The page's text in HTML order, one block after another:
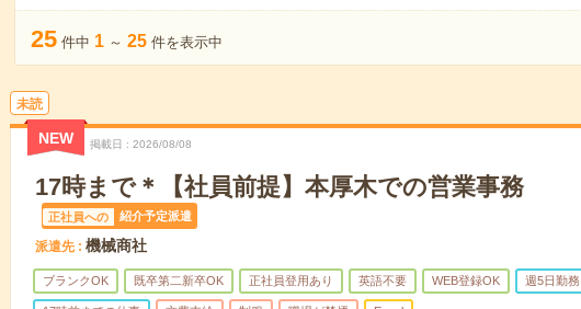
25 件中 1 ～ 25 件を表示中
未読
NEW 掲載日 2026/08/08
17時まで＊【社員前提】本厚木での営業事務
正社員への 紹介予定派遣
派遣先 機械商社
ブランクOK 既卒第二新卒OK 正社員登用あり 英語不要 WEB登録OK 週5日勤務